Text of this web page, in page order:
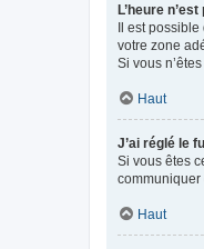
L’heure
Il est
votre zone
Si vous
Haut
J’ai réglé le
Si vous êtes
communiquer
Haut